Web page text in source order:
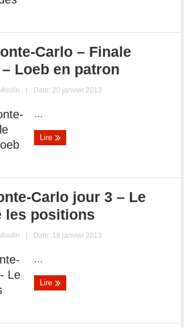
Carlo – Finale
Loeb en patron
| Date: 20 janvier 2013
...
Lire
Carlo jour 3 – Le
les positions
| Date: 18 janvier 2013
...
Lire